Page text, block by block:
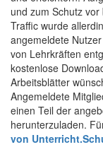
und zum Schutz
Traffic wurde
angemeldete
von Lehrkräften
kostenlose
Arbeitsblätter
Angemeldete
einen Teil der
herunterzuladen.
von